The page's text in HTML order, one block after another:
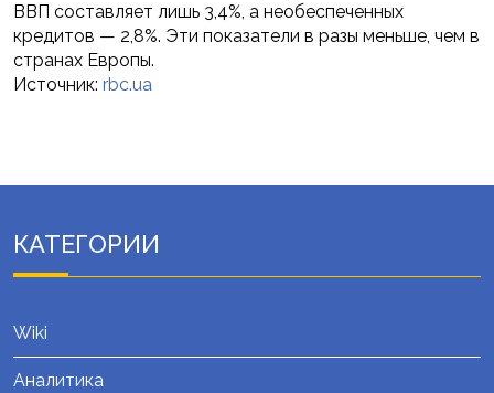
ВВП составляет лишь 3,4%, а необеспеченных
кредитов — 2,8%. Эти показатели в разы меньше, чем в
странах Европы.
Источник: rbc.ua
КАТЕГОРИИ
Wiki
Аналитика